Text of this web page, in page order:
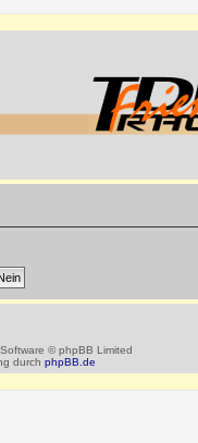
© phpBB Limited
durch phpBB.de